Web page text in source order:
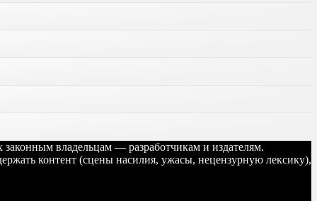
владельцам — разработчикам и издателям.
контент (сцены насилия, ужасы, нецензурную лексику),